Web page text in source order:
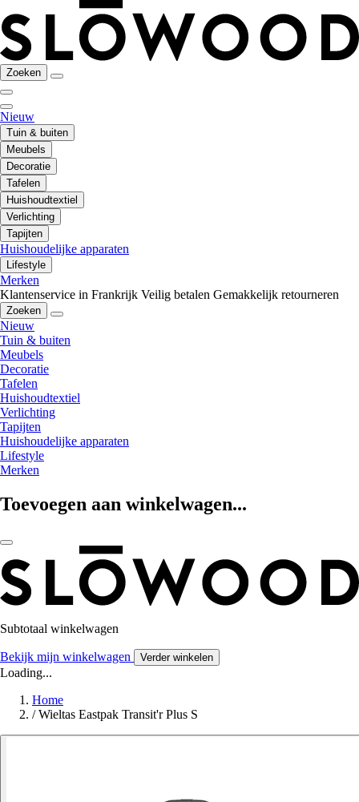
Zoeken
Nieuw
Tuin & buiten
Meubels
Decoratie
Tafelen
Huishoudtextiel
Verlichting
Tapijten
Huishoudelijke apparaten
Lifestyle
Merken
Klantenservice in Frankrijk Veilig betalen Gemakkelijk retourneren
Zoeken
Nieuw
Tuin & buiten
Meubels
Decoratie
Tafelen
Huishoudtextiel
Verlichting
Tapijten
Huishoudelijke apparaten
Lifestyle
Merken
Toevoegen aan winkelwagen...
Subtotaal winkelwagen
Bekijk mijn winkelwagen Verder winkelen
Loading...
Home
/ Wieltas Eastpak Transit'r Plus S